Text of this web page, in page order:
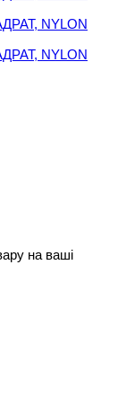
на ваші